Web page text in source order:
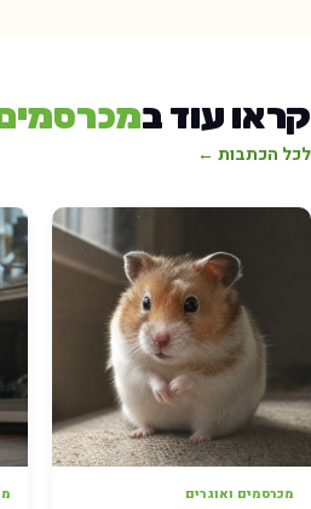
עוד במכרסמים
הכתבות ←
מכרסמים ואוגרים